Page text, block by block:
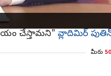
అందిస్తుందా? అని
మాకు ప్రత్యేకంగా
చేస్తామని" వ్లాదిమిర్
మీరు